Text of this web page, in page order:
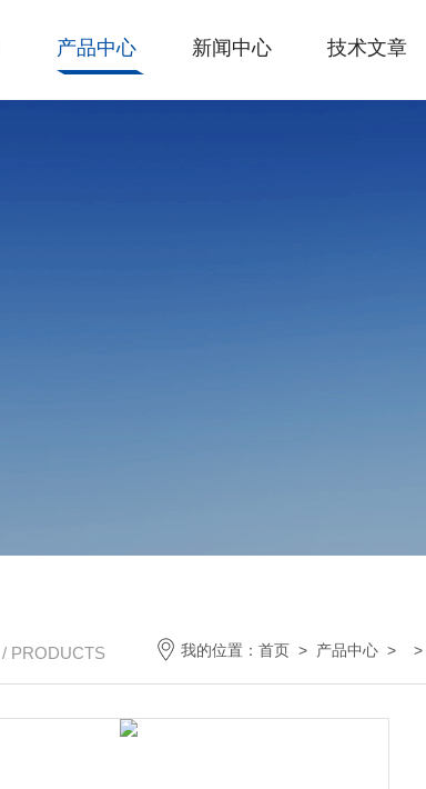
产品中心 新闻中心 技术文章
/ PRODUCTS 我的位置： 首页 > 产品中心 > >